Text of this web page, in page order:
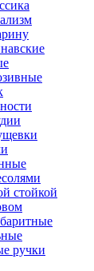
стойкой
ручки